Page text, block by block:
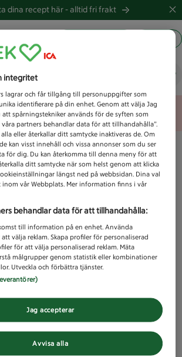
dina recept här -alltid fri frakt
du efter idag?
Unknown error
integritet
lagrar och får tillgång till personuppgifter som
identifierare på din enhet. Genom att välja Jag
spårningstekniker används för de syften som
våra partners behandlar data för att tillhandahålla”.
eller återkallar ditt samtycke inaktiveras de. Om
kan visst innehåll och vissa annonser som du ser
för dig. Du kan återkomma till denna meny för att
ditt samtycke när som helst genom att klicka
längst ned på webbsidan. Dina val
inom vår Webbplats. Mer information finns i vår
behandlar data för att tillhandahålla:
till information på en enhet. Använda
välja reklam. Skapa profiler för personaliserad
för att välja personaliserad reklam. Mäta
målgrupper genom statistik eller kombinationer
Utveckla och förbättra tjänster.
Avvisa alla
Jag accepterar